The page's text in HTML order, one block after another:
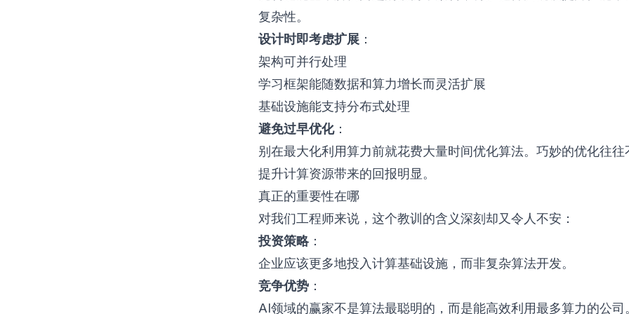
复杂性。
设计时即考虑扩展 ：
架构可并行处理
学习框架能随数据和算力增长而灵活扩展
基础设施能支持分布式处理
避免过早优化：
别在最大化利用算力前就花费大量时间优化算法。巧妙的优化往往
提升计算资源带来的回报明显。
真正的重要性在哪
对我们工程师来说，这个教训的含义深刻却又令人不安：
投资策略 ：
企业应该更多地投入计算基础设施，而非复杂算法开发。
竞争优势 ：
AI领域的赢家不是算法最聪明的，而是能高效利用最多算力的公司